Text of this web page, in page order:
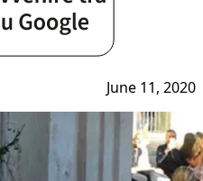
June 11, 2020